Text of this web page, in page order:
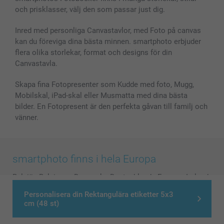
Personalisera din Rektangulära etiketter 5x3
cm (48 st)
MyNameBook
Fotoramar & Tillbehör
Presentkort
Alla fotoprodukter
Villkor och garantier
Priser & betalning
och prisklasser, välj den som passar just dig.
Inred med personliga Canvastavlor, med Foto på canvas
kan du föreviga dina bästa minnen. smartphoto erbjuder
flera olika storlekar, format och designs för din
Canvastavla.
Skapa fina Fotopresenter som Kudde med foto, Mugg,
Mobilskal, iPad-skal eller Musmatta med dina bästa
bilder. En Fotopresent är den perfekta gåvan till familj och
vänner.
smartphoto finns i hela Europa
België Belgique Danmark Deutschland France
Ireland
Nederland - Norge Österreich Schweiz Suisse
Switzerland - Suomi